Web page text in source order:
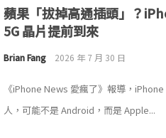
蘋果「拔掉高通插頭」？
5G 晶片提前到來
Brian Fang 2026 年 7 月 30 日
《iPhone News 愛瘋了》報導，
人，可能不是 Android，而是 Apple...